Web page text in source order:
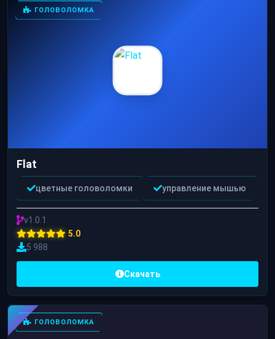
ГОЛОВОЛОМКА
Flat
цветные головоломки управление мышью
v1.0.1
5.0
5 988
Скачать
ГОЛОВОЛОМКА